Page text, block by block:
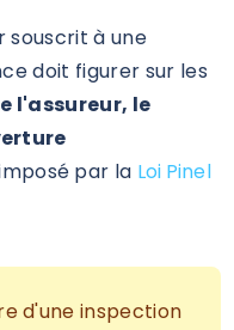
souscrit à une
doit figurer sur les
l'assureur, le
par la Loi Pinel
d'une inspection